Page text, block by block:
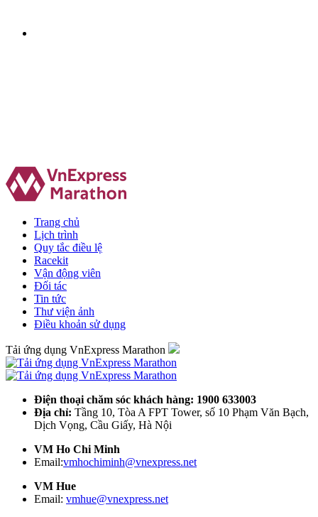
Trang chủ
Lịch trình
Quy tắc điều lệ
Racekit
Vận động viên
Đối tác
Tin tức
Thư viện ảnh
Điều khoản sử dụng
Tải ứng dụng VnExpress Marathon
Điện thoại chăm sóc khách hàng: 1900 633003
Địa chỉ: Tầng 10, Tòa A FPT Tower, số 10 Phạm Văn Bạch,
Dịch Vọng, Cầu Giấy, Hà Nội
VM Ho Chi Minh
Email:vmhochiminh@vnexpress.net
VM Hue
Email: vmhue@vnexpress.net